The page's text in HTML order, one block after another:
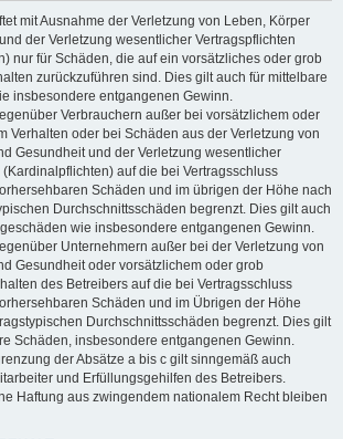
mit Ausnahme der Verletzung von Leben, Körper
der Verletzung wesentlicher Vertragspflichten
nur für Schäden, die auf ein vorsätzliches oder grob
zurückzuführen sind. Dies gilt auch für mittelbare
insbesondere entgangenen Gewinn.
Verbrauchern außer bei vorsätzlichem oder
Verhalten oder bei Schäden aus der Verletzung von
Gesundheit und der Verletzung wesentlicher
auf die bei Vertragsschluss
Schäden und im übrigen der Höhe nach
Durchschnittsschäden begrenzt. Dies gilt auch
wie insbesondere entgangenen Gewinn.
Unternehmern außer bei der Verletzung von
Gesundheit oder vorsätzlichem oder grob
des Betreibers auf die bei Vertragsschluss
Schäden und im Übrigen der Höhe
Durchschnittsschäden begrenzt. Dies gilt
Schäden, insbesondere entgangenen Gewinn.
der Absätze a bis c gilt sinngemäß auch
und Erfüllungsgehilfen des Betreibers.
Haftung aus zwingendem nationalem Recht bleiben